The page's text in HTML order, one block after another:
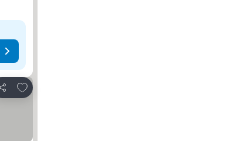
Κοινοποίηση
Προσθήκη στα αγαπημένα